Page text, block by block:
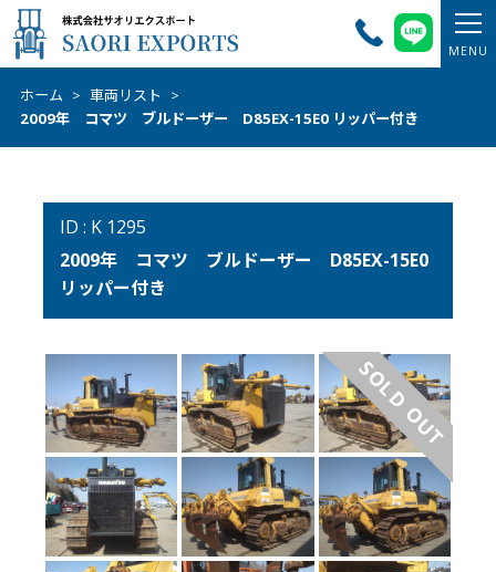
ホーム > 車両リスト >
2009年 コマツ ブルドーザー D85EX-15E0 リッパー付き
ID : K 1295
2009年 コマツ ブルドーザー D85EX-15E0
リッパー付き
SOLD OUT